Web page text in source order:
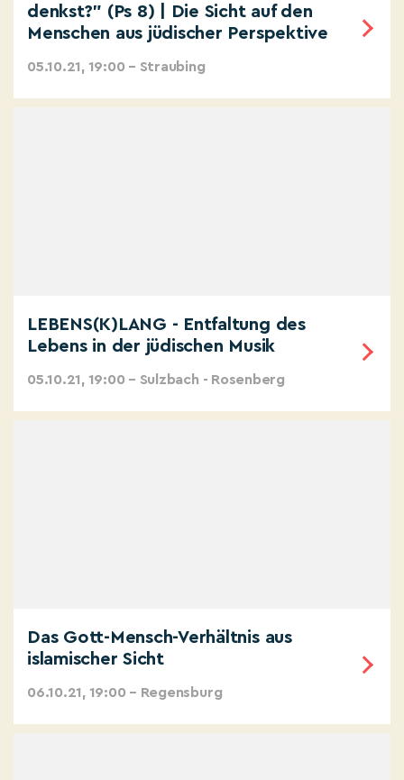
denkst?" (Ps 8) | Die Sicht auf den
Menschen aus jüdischer Perspektive
05.10.21, 19:00 – Straubing
LEBENS(K)LANG - Entfaltung des
Lebens in der jüdischen Musik
05.10.21, 19:00 – Sulzbach - Rosenberg
Das Gott-Mensch-Verhältnis aus
islamischer Sicht
06.10.21, 19:00 – Regensburg